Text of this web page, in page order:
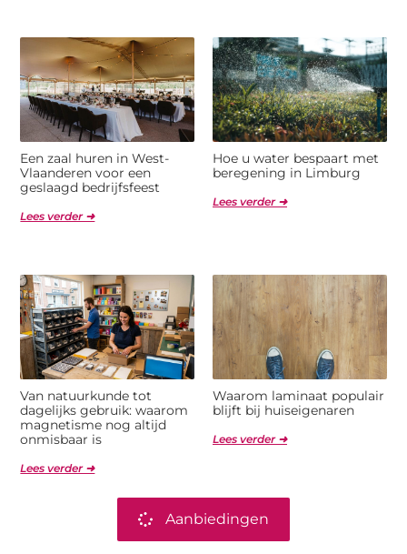
Een zaal huren in West-
Vlaanderen voor een
geslaagd bedrijfsfeest
Lees verder ➜
Hoe u water bespaart met
beregening in Limburg
Lees verder ➜
Van natuurkunde tot
dagelijks gebruik: waarom
magnetisme nog altijd
onmisbaar is
Lees verder ➜
Waarom laminaat populair
blijft bij huiseigenaren
Lees verder ➜
Aanbiedingen